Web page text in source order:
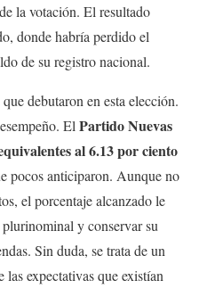
de la votación. El resultado
donde habría perdido el
de su registro nacional.
debutaron en esta elección.
ElPartido Nuevas
al 6.13 por ciento
pocos anticiparon. Aunque no
el porcentaje alcanzado le
y conservar su
Sin duda, se trata de un
las expectativas que existían